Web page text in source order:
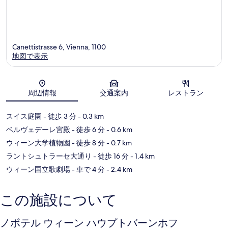
地図
Canettistrasse 6, Vienna, 1100
地図で表示
周辺情報 交通案内 レストラン
スイス庭園 - 徒歩 3 分- 0.3 km
ベルヴェデーレ宮殿- 徒歩 6 分- 0.6 km
ウィーン大学植物園 - 徒歩 8 分- 0.7 km
ラントシュトラーセ大通り - 徒歩 16 分- 1.4 km
ウィーン国立歌劇場- 車で 4 分- 2.4 km
この施設について
ノボテル ウィーン ハウプトバーンホフ